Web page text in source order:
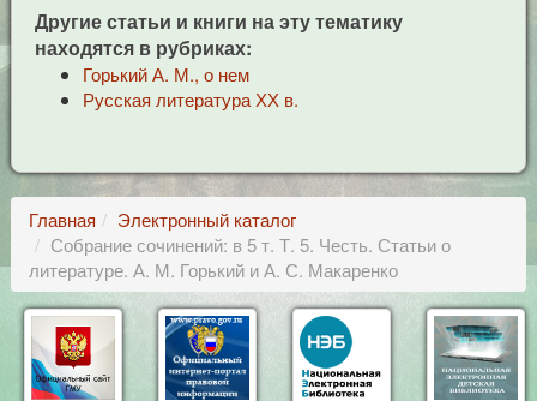
Другие статьи и книги на эту тематику
находятся в рубриках:
Горький А. М., о нем
Русская литература ХХ в.
Главная
Электронный каталог
Собрание сочинений: в 5 т. Т. 5. Честь. Статьи о
литературе. А. М. Горький и А. С. Макаренко